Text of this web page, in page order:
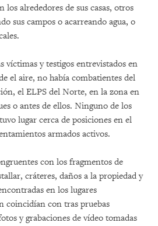
alrededores de sus casas, otros
sus campos o acarreando agua, o
víctimas y testigos entrevistados en
el aire, no había combatientes del
el ELPS del Norte, en la zona en
o antes de ellos. Ninguno de los
lugar cerca de posiciones en el
armados activos.
con los fragmentos de
cráteres, daños a la propiedad y
en los lugares
coincidían con tras pruebas
y grabaciones de vídeo tomadas